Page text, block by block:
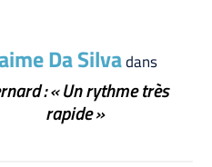
Da Silvadans
: « Un rythme très
rapide »